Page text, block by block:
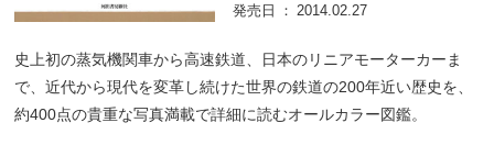
発売日
2014.02.27
史上初の蒸気機関車から高速鉄道、日本のリニアモーターカーま
で、近代から現代を変革し続けた世界の鉄道の200年近い歴史を、
約400点の貴重な写真満載で詳細に読むオールカラー図鑑。